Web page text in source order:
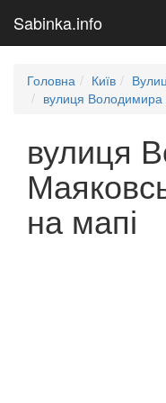
Sabinka.info
Головна Київ
вулиця Володимира
вулиця
на мапі